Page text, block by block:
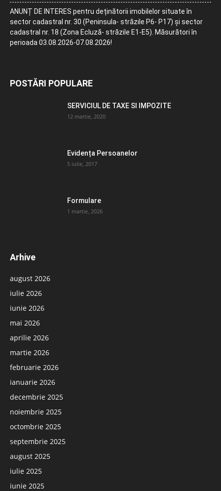
ANUNȚ DE INTERES pentru deținătorii imobilelor situate în
sector cadastral nr. 30 (Peninsula- străzile P6- P17) și sector
cadastral nr. 18 (Zona Ecluză- străzile E1-E5). Măsurători în
perioada 03.08.2026-07.08.2026!
POSTĂRI POPULARE
SERVICIUL DE TAXE SI IMPOZITE
12 martie, 2020
Evidența Persoanelor
5 iulie, 2017
Formulare
1 martie, 2026
Arhive
august 2026
iulie 2026
iunie 2026
mai 2026
aprilie 2026
martie 2026
februarie 2026
ianuarie 2026
decembrie 2025
noiembrie 2025
octombrie 2025
septembrie 2025
august 2025
iulie 2025
iunie 2025